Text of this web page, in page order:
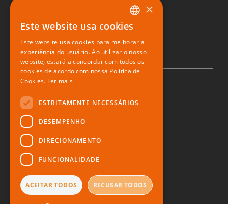
Restaurante digital
© 2026 Zone Soft
Política de privacidade
Denúncia
Termos e Condições
PORTUGUESE
ENGLISH
SPANISH
×
Este website usa cookies
Este website usa cookies para melhorar a
experiência do usuário. Ao utilizar o nosso
website, estará a concordar com todos os
cookies de acordo com nossa Política de
Cookies. Ler mais
ESTRITAMENTE NECESSÁRIOS
DESEMPENHO
DIRECIONAMENTO
FUNCIONALIDADE
ACEITAR TODOS RECUSAR TODOS